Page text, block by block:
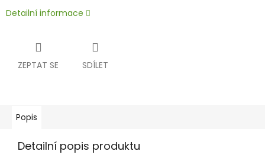
Detailní informace
ZEPTAT SE SDÍLET
Popis
Detailní popis produktu